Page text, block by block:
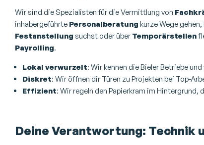
Wir sind die Spezialisten für die Vermittlung von
inhabergeführte Personalberatung kurze Wege
Festanstellung suchst oder über Temporärstellen
Payrolling.
Lokal verwurzelt: Wir kennen die Bieler Betriebe
Diskret: Wir öffnen dir Türen zu Projekten bei Top-
Effizient: Wir regeln den Papierkram im
Deine Verantwortung: Technik